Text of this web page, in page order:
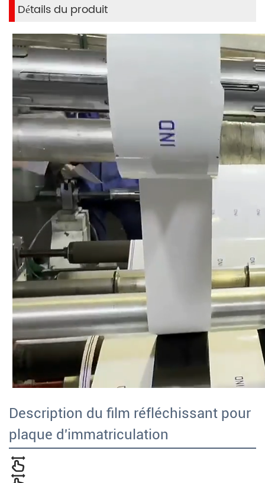
Détails du produit
Description du film réfléchissant pour
plaque d'immatriculation